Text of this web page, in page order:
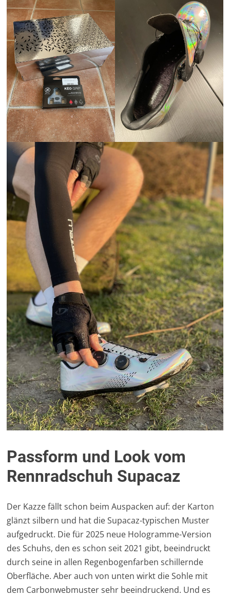
Passform und Look vom
Rennradschuh Supacaz
Der Kazze fällt schon beim Auspacken auf: der Karton
glänzt silbern und hat die Supacaz-typischen Muster
aufgedruckt. Die für 2025 neue Hologramme-Version
des Schuhs, den es schon seit 2021 gibt, beeindruckt
durch seine in allen Regenbogenfarben schillernde
Oberfläche. Aber auch von unten wirkt die Sohle mit
dem Carbonwebmuster sehr beeindruckend. Und es